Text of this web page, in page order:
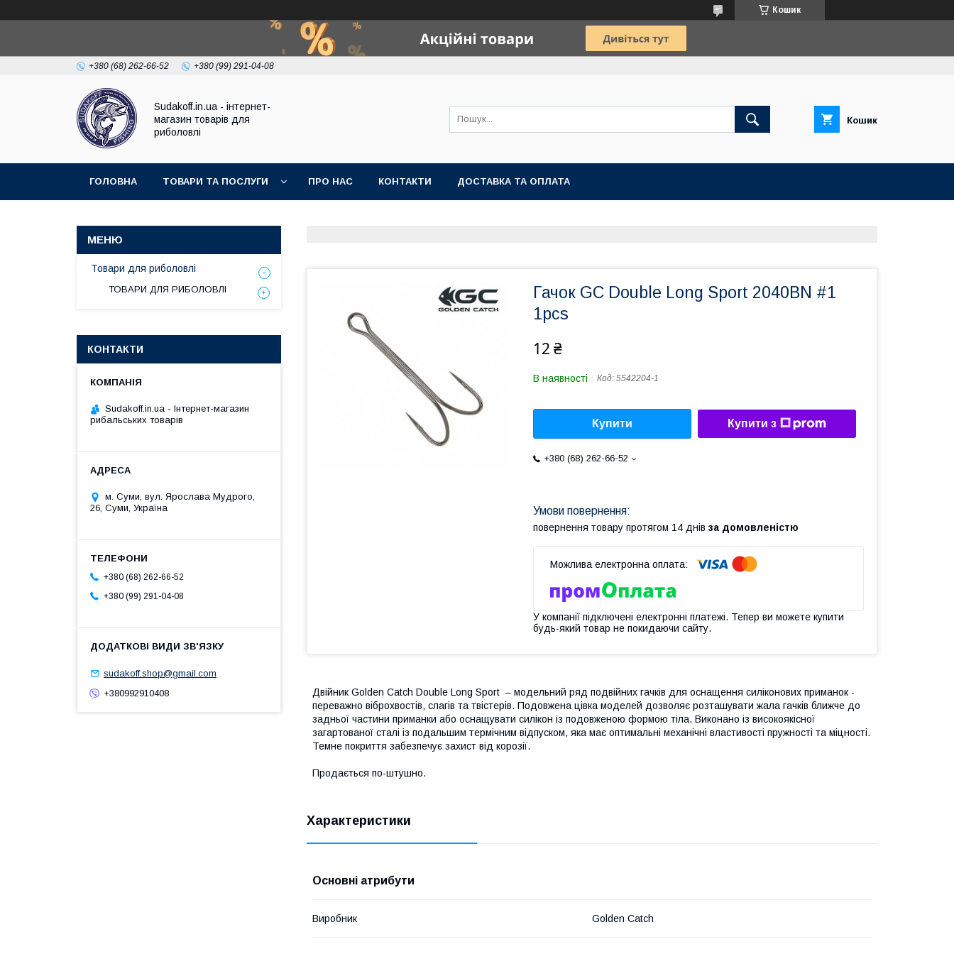
Кошик
+380 (68) 262-66-52 +380 (99) 291-04-08
Sudakoff.in.ua - інтернет-
магазин товарів для
риболовлі
Кошик
ГОЛОВНА ТОВАРИ ТА ПОСЛУГИ ПРО НАС КОНТАКТИ ДОСТАВКА ТА ОПЛАТА
Гачок GC Double Long Sport 2040BN #1
1pcs
12 ₴
В наявності Код: 5542204-1
Купити Купити з
+380 (68) 262-66-52
повернення товару протягом 14 днів за домовленістю
У компанії підключені електронні платежі. Тепер ви можете купити
будь-який товар не покидаючи сайту.
Двійник Golden Catch Double Long Sport – модельний ряд подвійних гачків для оснащення силіконових приманок -
переважно віброхвостів, слагів та твістерів. Подовжена цівка моделей дозволяє розташувати жала гачків ближче до
задньої частини приманки або оснащувати силікон із подовженою формою тіла. Виконано із високоякісної
загартованої сталі із подальшим термічним відпуском, яка має оптимальні механічні властивості пружності та міцності.
Темне покриття забезпечує захист від корозії.
Продається по-штушно.
Характеристики
Основні атрибути
Виробник Golden Catch
Товари для риболовлі
ТОВАРИ ДЛЯ РИБОЛОВЛІ
КОНТАКТИ
Sudakoff.in.ua - Інтернет-магазин
рибальських товарів
м. Суми, вул. Ярослава Мудрого,
26, Суми, Україна
+380 (68) 262-66-52
+380 (99) 291-04-08
sudakoff.shop@gmail.com
+380992910408